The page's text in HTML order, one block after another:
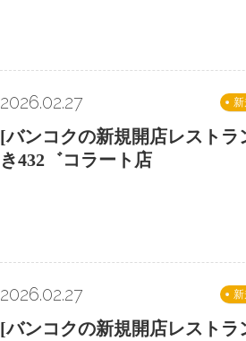
新
2026.02.27
[バンコクの新規開店レストラ
き432゛コラート店
新
2026.02.27
[バンコクの新規開店レストラ